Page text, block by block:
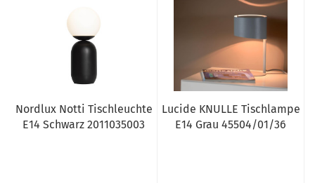
Nordlux Notti Tischleuchte
E14 Schwarz 2011035003
Lucide KNULLE Tischlampe
E14 Grau 45504/01/36